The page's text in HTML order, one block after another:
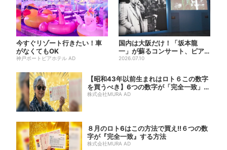
今すぐリゾート行きたい！車
がなくてもOK
神戸ポートピアホテル AD
国内は大阪だけ！「坂本龍
一」が蘇るコンサート、ピア
ノを弾く姿を間近で…“涙腺が
2026.07.10
【昭和43年以前生まれはロト６この数字
を買うべき】6つの数字が「完全一致」す
る方...
株式会社MURA AD
８月のロト6はこの方法で買え!!６つの数
字が『完全一致』する方法
株式会社MURA AD